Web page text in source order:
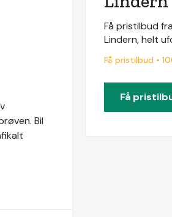
Bil
Få pristilbud
Lindern, helt
Få pristilbud •
Få